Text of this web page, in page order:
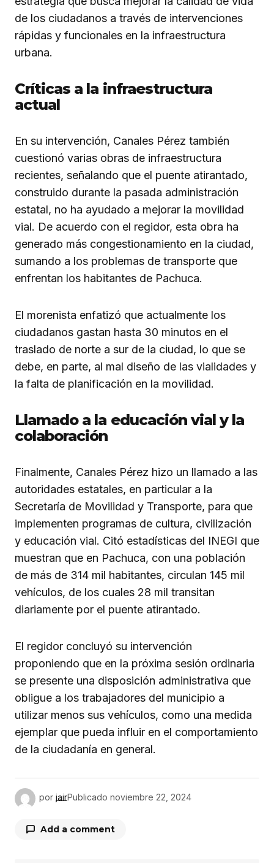
de los ciudadanos a través de intervenciones
rápidas y funcionales en la infraestructura
urbana.
Críticas a la infraestructura
actual
En su intervención, Canales Pérez también
cuestionó varias obras de infraestructura
recientes, señalando que el puente atirantado,
construido durante la pasada administración
estatal, no ha ayudado a mejorar la movilidad
vial. De acuerdo con el regidor, esta obra ha
generado más congestionamiento en la ciudad,
sumando a los problemas de transporte que
enfrentan los habitantes de Pachuca.
El morenista enfatizó que actualmente los
ciudadanos gastan hasta 30 minutos en el
traslado de norte a sur de la ciudad, lo que se
debe, en parte, al mal diseño de las vialidades y
la falta de planificación en la movilidad.
Llamado a la educación vial y la
colaboración
Finalmente, Canales Pérez hizo un llamado a las
autoridades estatales, en particular a la
Secretaría de Movilidad y Transporte, para que
implementen programas de cultura, civilización
y educación vial. Citó estadísticas del INEGI que
muestran que en Pachuca, con una población
de más de 314 mil habitantes, circulan 145 mil
vehículos, de los cuales 28 mil transitan
diariamente por el puente atirantado.
El regidor concluyó su intervención
proponiendo que en la próxima sesión ordinaria
se presente una disposición administrativa que
obligue a los trabajadores del municipio a
utilizar menos sus vehículos, como una medida
ejemplar que pueda influir en el comportamiento
de la ciudadanía en general.
por jairPublicado noviembre 22, 2024
Add a comment